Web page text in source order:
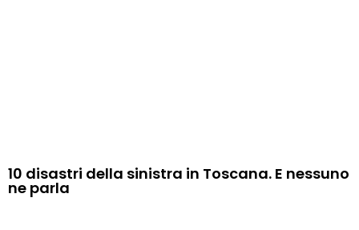
10 disastri della sinistra in Toscana. E nessuno
ne parla